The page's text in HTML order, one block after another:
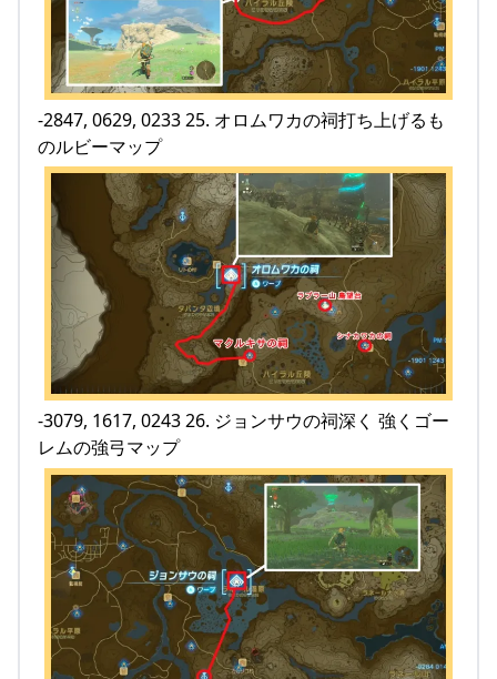
-2847, 0629, 0233 25. オロムワカの祠打ち上げるも
のルビーマップ
-3079, 1617, 0243 26. ジョンサウの祠深く 強くゴー
レムの強弓マップ